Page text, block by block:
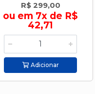
R$ 299,00
ou em 7x de R$
42,71
Adicionar